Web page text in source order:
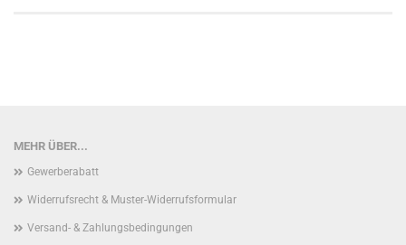
MEHR ÜBER...
Gewerberabatt
Widerrufsrecht & Muster-Widerrufsformular
Versand- & Zahlungsbedingungen